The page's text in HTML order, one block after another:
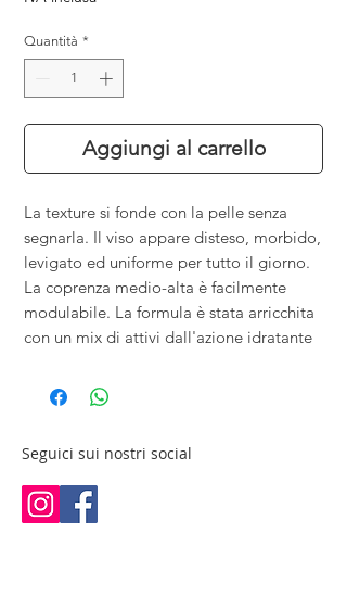
Quantità *
Aggiungi al carrello
La texture si fonde con la pelle senza
segnarla. Il viso appare disteso, morbido,
levigato ed uniforme per tutto il giorno.
La coprenza medio-alta è facilmente
modulabile. La formula è stata arricchita
con un mix di attivi dall'azione idratante
Seguici sui nostri social